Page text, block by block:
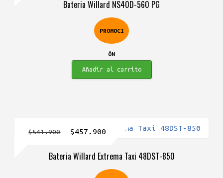
Bateria Willard NS40D-560 PG
PROMOCI
ÓN
original
$291.900.
actual
es:
$227.900.
Añadir al carrito
Bateria Willard Extrema Taxi 48DST-850
$541.900
El
original
$457.900
actual
es: